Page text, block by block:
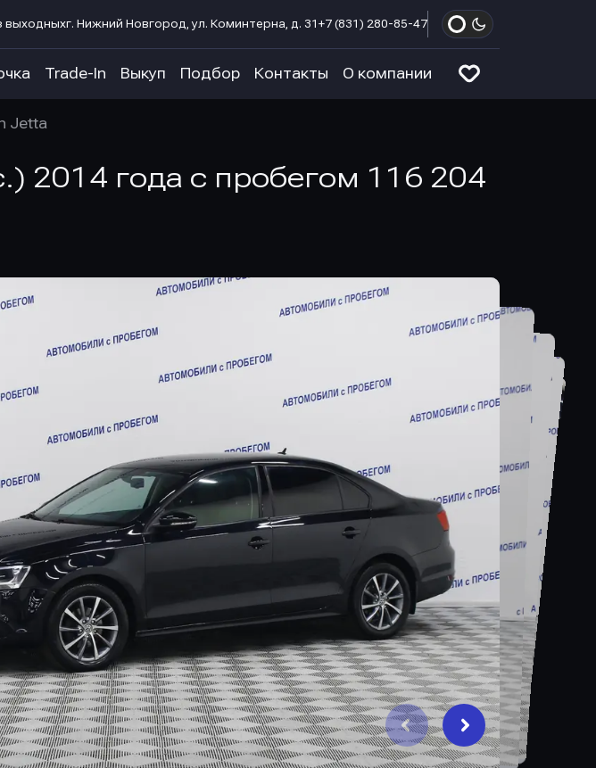
выходныхг. Нижний Новгород, ул. Коминтерна, д. 31 +7 (831) 280-85-47
Trade-In Выкуп Подбор Контакты О компании
Jetta
2014 года с пробегом 116 204